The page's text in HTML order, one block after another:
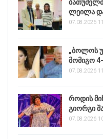
ლეილა
07.08.2026
„ბოლოს
მომიგო
07.08.2026
როდის
გიორგი
07.08.2026